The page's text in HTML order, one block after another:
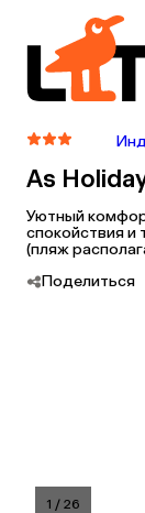
As
Уютный
спокойствия и
(пляж
Поделиться
1 / 26